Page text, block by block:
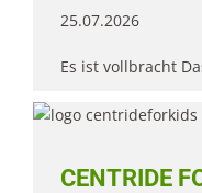
25.07.2026
Es ist vollbracht
CENTRIDE